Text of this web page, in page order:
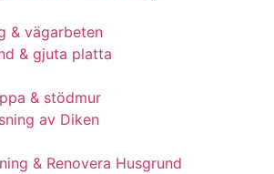
& vägarbeten
& gjuta platta
& stödmur
av Diken
& Renovera Husgrund